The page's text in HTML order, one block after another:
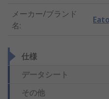
メーカー/ブランド
名:
仕様
データシート
その他